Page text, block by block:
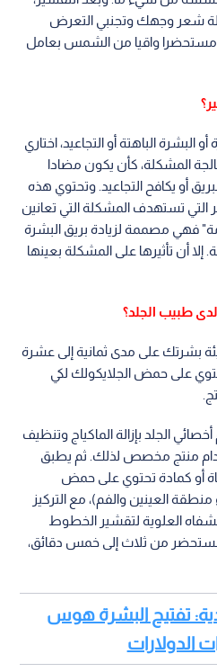
شعر وجهك وتجنبي التعرض
واقيا من الشمس بعامل
الباهتة أو التجاعيد، اختاري
المشكلة، كأن يكون مضادا
أو يكافح التجاعيد. وتحتوي هذه
التي تستهدف المشكلة التي تعانين
فهي مصممة لزيادة بريق البشرة
أن تأثيرها على المشكلة بعينها
بشرتك على مدى ثمانية إلى عشرة
على حمض الجلايكولك لكي
الجلد بإزالة الماكياج وتنظيف
منتج مخصص لذلك. ثم يطبق
أو كمادة تحتوي على حمض
العينين والفم)، مع التركيز
العلوية لتقشير الخطوط
من ثلاث إلى خمس دقائق،
تفتيح البشرة هوس
الدولارات